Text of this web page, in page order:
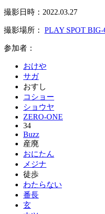
撮影日時：2022.03.27
撮影場所： PLAY SPOT BIG-
参加者：
おけや
サガ
おすし
コショー
ショウヤ
ZERO-ONE
34
Buzz
産廃
おにたん
メジナ
徒歩
わたらない
番長
玄